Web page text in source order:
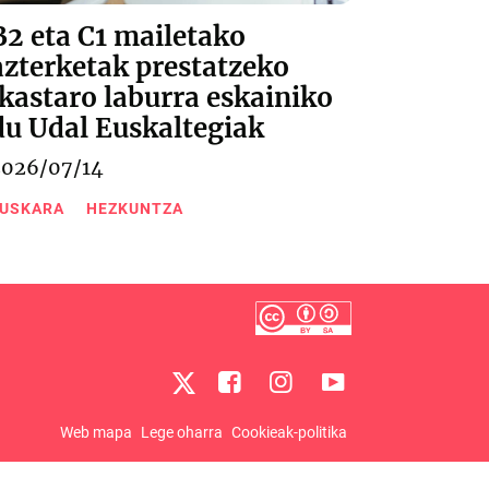
eta C1 mailetako
prestatzeko
laburra eskainiko
Udal Euskaltegiak
07/14
HEZKUNTZA
Web mapa Lege oharra Cookieak-politika